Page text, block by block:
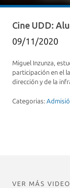
Cine UDD:
09/11/2020
Miguel Inzunza,
participación en el
dirección y de la
Categorias:
VER MÁS